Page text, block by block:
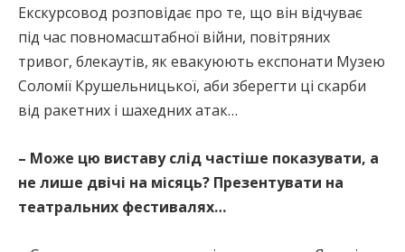
Екскурсовод розповідає про те, що він відчуває
під час повномасштабної війни, повітряних
тривог, блекаутів, як евакуюють експонати Музею
Соломії Крушельницької, аби зберегти ці скарби
від ракетних і шахедних атак…
– Може цю виставу слід частіше показувати, а
не лише двічі на місяць? Презентувати на
театральних фестивалях…